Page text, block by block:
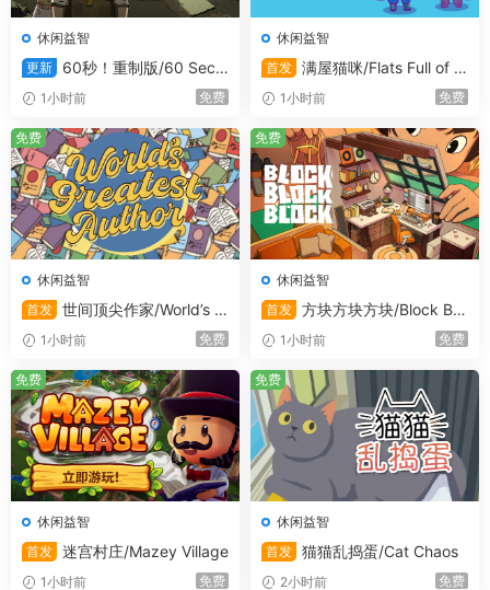
功能特性
支持最多四人的在线大厅合作模式，体验物理引擎所
引发的混乱
多种货运订单，包含各式各样疯狂又独特的箱子
管理压力，避免崩溃 – 不然朋友们可就要遭罪了！
升级仓库和叉车来更好地开展工作！合同结束后所有
进度都会清零，所以攒钱大可不必！
休闲益智
更新
60秒！重制版/60 Seco
nds! Reatomized
1小时前 免费
休闲益智
首发 满屋猫咪/Flats Full of C
ats1小时前 免费
休闲益智
首发 世间顶尖作家/World’s G
reatest Author
1小时前 免费
免费
休闲益智
首发 方块方块方块/Block Blo
ck Block
1小时前 免费
免费
休闲益智
首发 迷宫村庄/Mazey Village
1小时前 免费
免费
休闲益智
首发 猫猫乱捣蛋/Cat Chaos
2小时前 免费
免费